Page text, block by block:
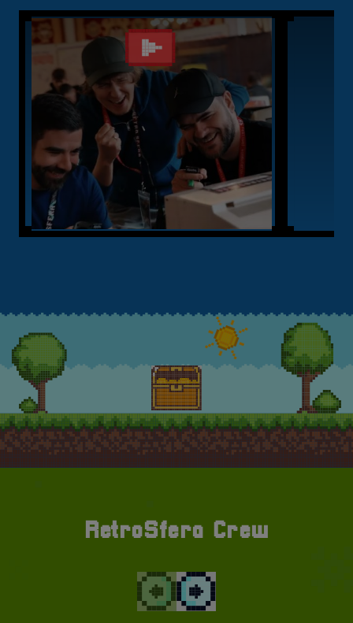
Kliknij w skrzynię ze
RetroSfera Crew